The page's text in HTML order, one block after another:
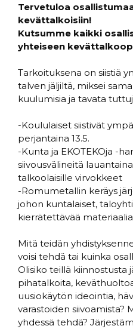
Tervetuloa
kevättalkoisiin!
Kutsumme kaikki
yhteiseen
Tarkoituksena on siistiä
talven jäljiltä, miksei
kuulumisia ja tavata
-Koululaiset siistivät
perjantaina 13.5.
-Kunta ja EKOTEKOja -
siivousvälineitä
talkoolaisille virvokkeet
-Romumetallin keräys
johon kuntalaiset,
kierrätettävää
Mitä teidän
voisi tehdä tai kuinka
Olisiko teillä kiinnostusta
pihatalkoita,
uusiokäytön ideointia,
varastoiden siivoamista?
yhdessä tehdä?